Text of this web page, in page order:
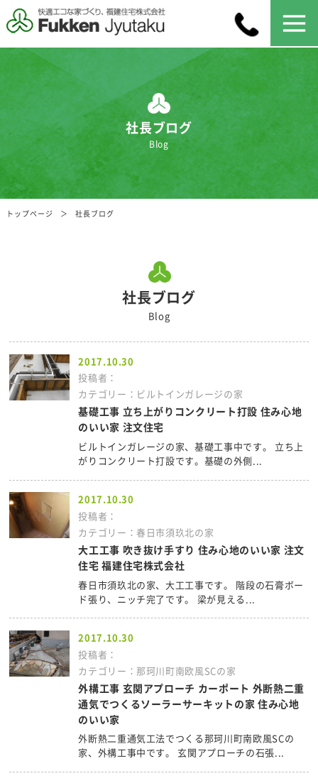
社長ブログ
Blog
トップページ 社長ブログ
社長ブログ
Blog
2017.10.30
投稿者：
カテゴリー：ビルトインガレージの家
基礎工事 立ち上がりコンクリート打設 住み心地
のいい家 注文住宅
ビルトインガレージの家、基礎工事中です。 立ち上
がりコンクリート打設です。基礎の外側...
2017.10.30
投稿者：
カテゴリー：春日市須玖北の家
大工工事 吹き抜け手すり 住み心地のいい家 注文
住宅 福建住宅株式会社
春日市須玖北の家、大工工事です。 階段の石膏ボー
ド張り、ニッチ完了です。 梁が見える...
2017.10.30
投稿者：
カテゴリー：那珂川町南欧風SCの家
外構工事 玄関アプローチ カーポート 外断熱二重
通気でつくるソーラーサーキットの家 住み心地
のいい家
外断熱二重通気工法でつくる那珂川町南欧風SCの
家、外構工事中です。 玄関アプローチの石張...